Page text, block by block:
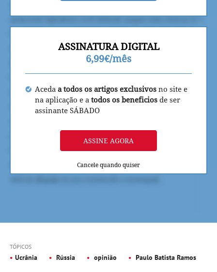
ASSINATURA DIGITAL
6,99€/mês
Aceda a todos os artigos exclusivos no site e
na aplicação e a todos os beneficios de ser
assinante SÁBADO
ASSINE AGORA
Cancele quando quiser
TÓPICOS
Ucrânia Rússia opinião Paulo Batista Ramos